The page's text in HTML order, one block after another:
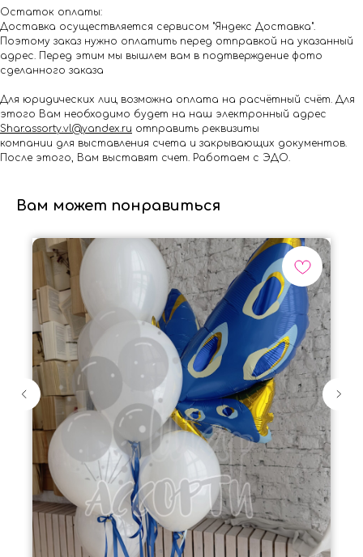
Остаток оплаты:
Доставка осуществляется сервисом "Яндекс Доставка".
Поэтому заказ нужно оплатить перед отправкой на указанный
адрес. Перед этим мы вышлем вам в подтверждение фото
сделанного заказа
Для юридических лиц возможна оплата на расчётный счёт. Для
этого Вам необходимо будет на наш электронный адрес
Shar.assorty.vl@yandex.ru отправить реквизиты
компании для выставления счета и закрывающих документов.
После этого, Вам выставят счет. Работаем с ЭДО.
Вам может понравиться